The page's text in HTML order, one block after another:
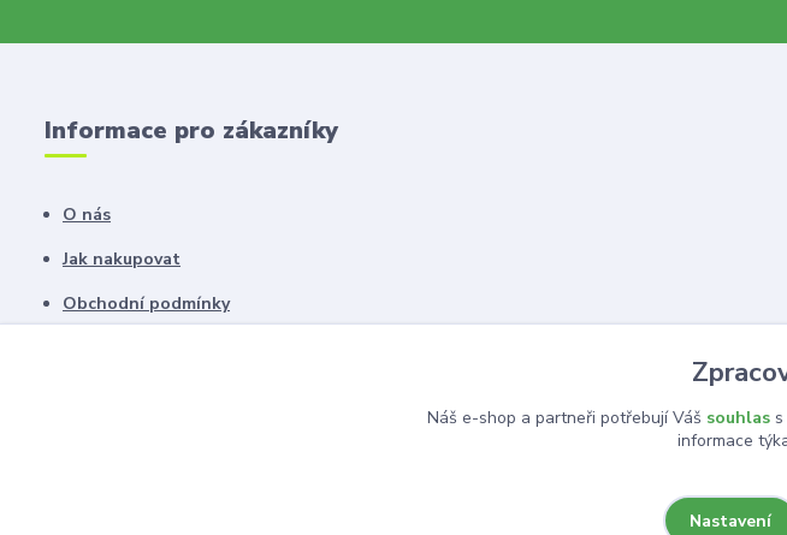
Informace pro zákazníky
O nás
Jak nakupovat
Obchodní podmínky
Náš e-shop a partneři potřebují Váš souhlass
informace
Nastavení